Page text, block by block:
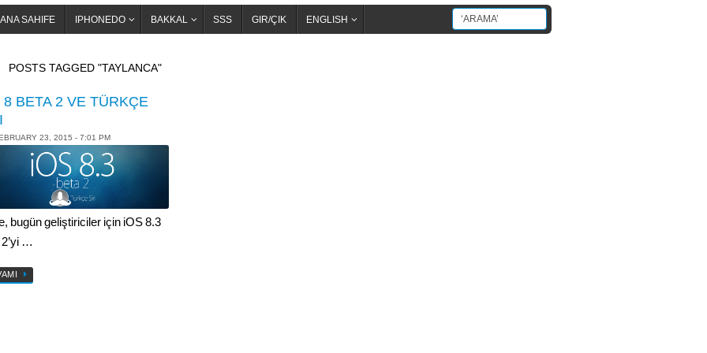
ANA SAHIFE IPHONEDO BAKKAL SSS GIR/ÇIK ENGLISH
POSTS TAGGED "TAYLANCA"
8 BETA 2 VE TÜRKÇE
23, 2015 - 7:01 PM
bugün geliştiriciler için iOS 8.3
…